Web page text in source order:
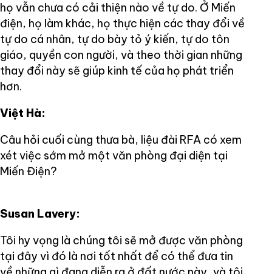
họ vẫn chưa có cải thiện nào về tự do. Ở Miến
điện, họ làm khác, họ thực hiện các thay đổi về
tự do cá nhân, tự do bày tỏ ý kiến, tự do tôn
giáo, quyền con người, và theo thời gian những
thay đổi này sẽ giúp kinh tế của họ phát triển
hơn.
Việt Hà:
Câu hỏi cuối cùng thưa bà, liệu đài RFA có xem
xét việc sớm mở một văn phòng đại diện tại
Miến Điện?
Susan Lavery:
Tôi hy vọng là chúng tôi sẽ mở được văn phòng
tại đây vì đó là nơi tốt nhất để có thể đưa tin